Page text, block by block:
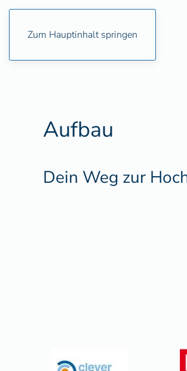
Zum Hauptinhalt springen
Aufbau
Dein Weg zur